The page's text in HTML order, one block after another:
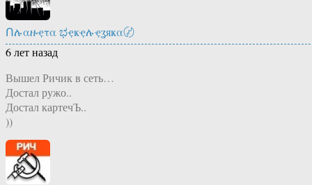
Ոሉαዙҿτα ಭҿҝҿሉҿʓяҝα〄
6 лет назад
Вышел Ричик в сеть…
Достал ружо..
Достал картечЪ..
))